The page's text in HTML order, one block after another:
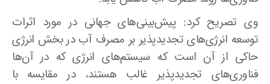
وی تصریح کرد: پیش‌بینی‌های جهانی در مورد اثرات
توسعه انرژی‌های تجدیدپذیر بر مصرف آب در بخش انرژی
حاکی از آن است که سیستم‌های انرژی که در آن‌ها
فناوری‌های تجدیدپذیر غالب هستند، در مقایسه با